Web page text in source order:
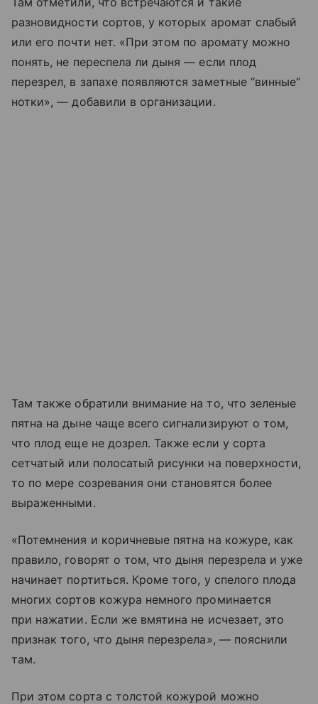
разновидности сортов, у которых аромат слабый
или его почти нет. «При этом по аромату можно
понять, не переспела ли дыня — если плод
перезрел, в запахе появляются заметные “винные”
нотки», — добавили в организации.
Там также обратили внимание на то, что зеленые
пятна на дыне чаще всего сигнализируют о том,
что плод еще не дозрел. Также если у сорта
сетчатый или полосатый рисунки на поверхности,
то по мере созревания они становятся более
выраженными.
«Потемнения и коричневые пятна на кожуре, как
правило, говорят о том, что дыня перезрела и уже
начинает портиться. Кроме того, у спелого плода
многих сортов кожура немного проминается
при нажатии. Если же вмятина не исчезает, это
признак того, что дыня перезрела», — пояснили
там.
При этом сорта с толстой кожурой можно